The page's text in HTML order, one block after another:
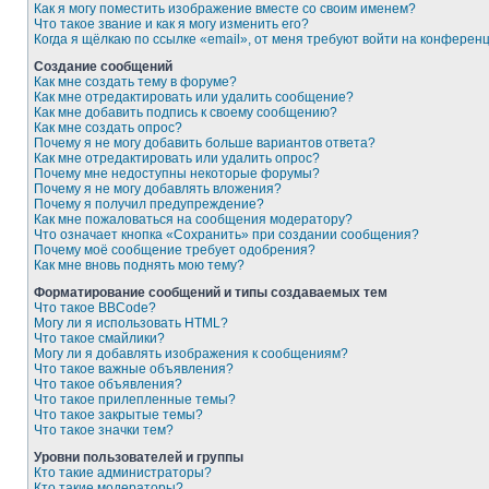
Как я могу поместить изображение вместе со своим именем?
Что такое звание и как я могу изменить его?
Когда я щёлкаю по ссылке «email», от меня требуют войти на
Создание сообщений
Как мне создать тему в форуме?
Как мне отредактировать или удалить сообщение?
Как мне добавить подпись к своему сообщению?
Как мне создать опрос?
Почему я не могу добавить больше вариантов ответа?
Как мне отредактировать или удалить опрос?
Почему мне недоступны некоторые форумы?
Почему я не могу добавлять вложения?
Почему я получил предупреждение?
Как мне пожаловаться на сообщения модератору?
Что означает кнопка «Сохранить» при создании сообщения?
Почему моё сообщение требует одобрения?
Как мне вновь поднять мою тему?
Форматирование сообщений и типы создаваемых тем
Что такое BBCode?
Могу ли я использовать HTML?
Что такое смайлики?
Могу ли я добавлять изображения к сообщениям?
Что такое важные объявления?
Что такое объявления?
Что такое прилепленные темы?
Что такое закрытые темы?
Что такое значки тем?
Уровни пользователей и группы
Кто такие администраторы?